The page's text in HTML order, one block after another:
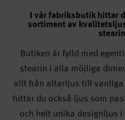
I vår fabriksbutik hittar
sortiment av
Butiken är fylld med
stearin i alla möjliga
allt från altarljus till
hittar du också ljus som
och helt unika designljus